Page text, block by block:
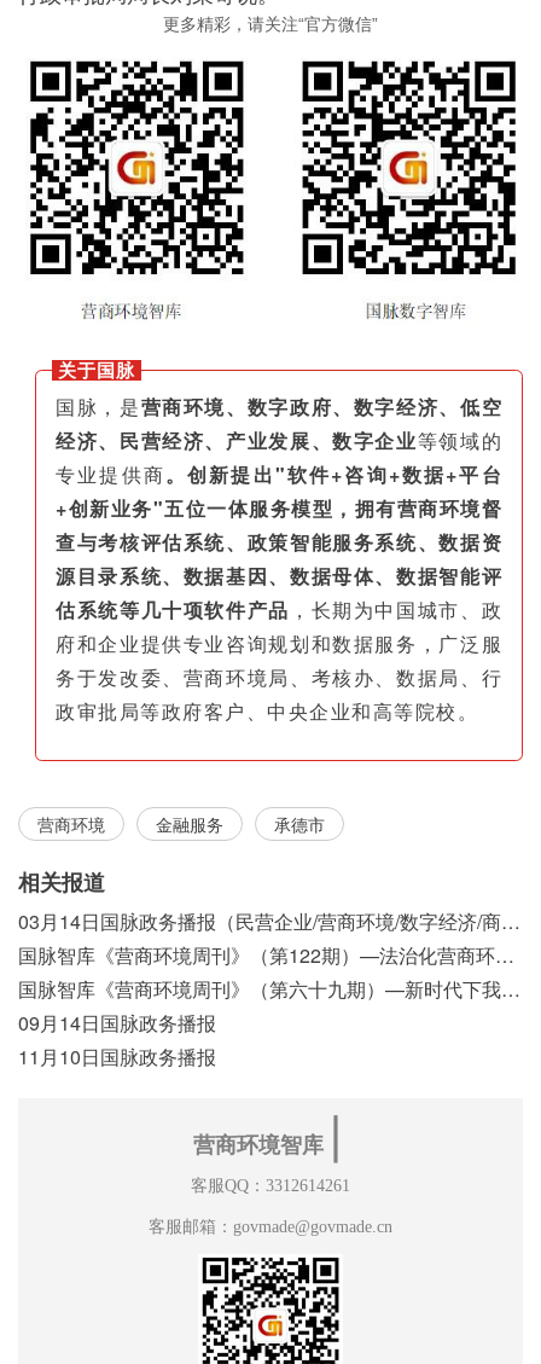
更多精彩，请关注“官方微信”
关于国脉
国脉，是营商环境、数字政府、数字经济、低空
经济、民营经济、产业发展、数字企业等领域的
专业提供商。创新提出"软件+咨询+数据+平台
+创新业务"五位一体服务模型，拥有营商环境督
查与考核评估系统、政策智能服务系统、数据资
源目录系统、数据基因、数据母体、数据智能评
估系统等几十项软件产品 ，长期为中国城市、政
府和企业提供专业咨询规划和数据服务，广泛服
务于发改委、营商环境局、考核办、数据局、行
政审批局等政府客户、中央企业和高等院校。
营商环境 金融服务 承德市
相关报道
03月14日国脉政务播报（民营企业/营商环境/数字经济/商事制度改革）
国脉智库《营商环境周刊》（第122期）—法治化营商环境视域下我国行政执法公示制度浅析
国脉智库《营商环境周刊》（第六十九期）—新时代下我国营商环境标准体系构建初探
09月14日国脉政务播报
11月10日国脉政务播报
营商环境智库
客服QQ：3312614261
客服邮箱：govmade@govmade.cn